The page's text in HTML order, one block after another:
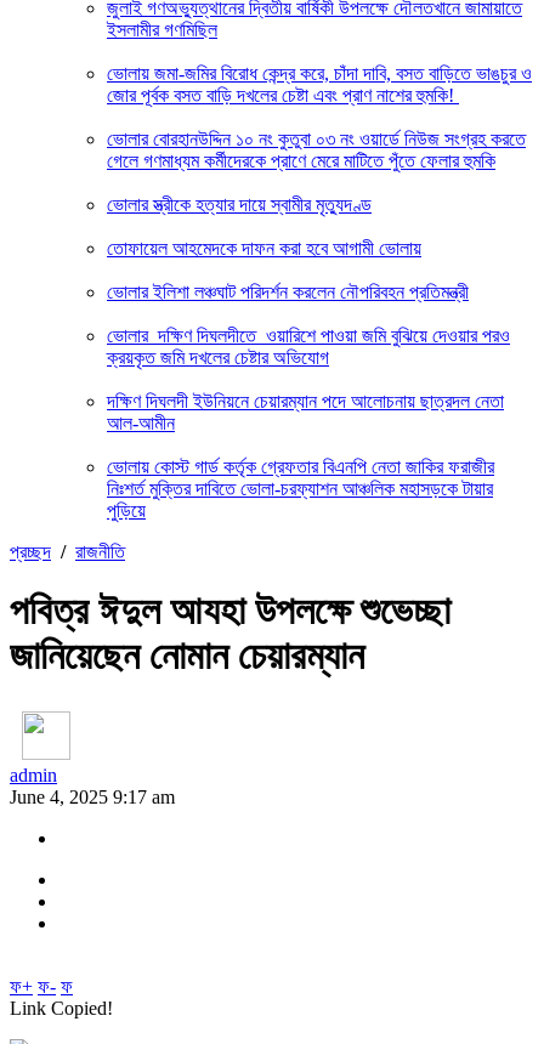
জুলাই গণঅভ্যুত্থানের দ্বিতীয় বার্ষিকী উপলক্ষে দৌলতখানে জামায়াতে
ইসলামীর গণমিছিল
ভোলায় জমা-জমির বিরোধ কেন্দ্র করে, চাঁদা দাবি, বসত বাড়িতে ভাঙচুর ও
জোর পূর্বক বসত বাড়ি দখলের চেষ্টা এবং প্রাণ নাশের হুমকি! ‎
ভোলার বোরহানউদ্দিন ১০ নং কুতুবা ০৩ নং ওয়ার্ডে নিউজ সংগ্রহ করতে
গেলে গণমাধ্যম কর্মীদেরকে প্রাণে মেরে মাটিতে পুঁতে ফেলার হুমকি
ভোলার স্ত্রীকে হত্যার দায়ে স্বামীর মৃত্যুদণ্ড
তোফায়েল আহমেদকে দাফন করা হবে আগামী ভোলায়
ভোলার ইলিশা লঞ্চঘাট পরিদর্শন করলেন নৌপরিবহন প্রতিমন্ত্রী
ভোলার দক্ষিণ দিঘলদীতে ওয়ারিশে পাওয়া জমি বুঝিয়ে দেওয়ার পরও
ক্রয়কৃত জমি দখলের চেষ্টার অভিযোগ
দক্ষিণ দিঘলদী ইউনিয়নে চেয়ারম্যান পদে আলোচনায় ছাত্রদল নেতা
আল-আমীন
ভোলায় কোস্ট গার্ড কর্তৃক গ্রেফতার বিএনপি নেতা জাকির ফরাজীর
নিঃশর্ত মুক্তির দাবিতে ভোলা-চরফ্যাশন আঞ্চলিক মহাসড়কে টায়ার
পুড়িয়ে
প্রচ্ছদ / রাজনীতি
পবিত্র ঈদুল আযহা উপলক্ষে শুভেচ্ছা
জানিয়েছেন নোমান চেয়ারম্যান
admin
June 4, 2025 9:17 am
ফ+ ফ- ফ
Link Copied!